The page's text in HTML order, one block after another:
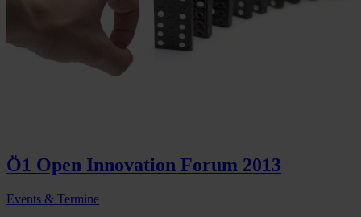
Ö1 Open Innovation Forum 2013
Events & Termine